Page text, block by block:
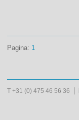
Pagina: 1
T +31 (0) 475 46 56 36